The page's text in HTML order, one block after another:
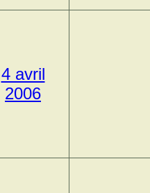
4 avril
2006